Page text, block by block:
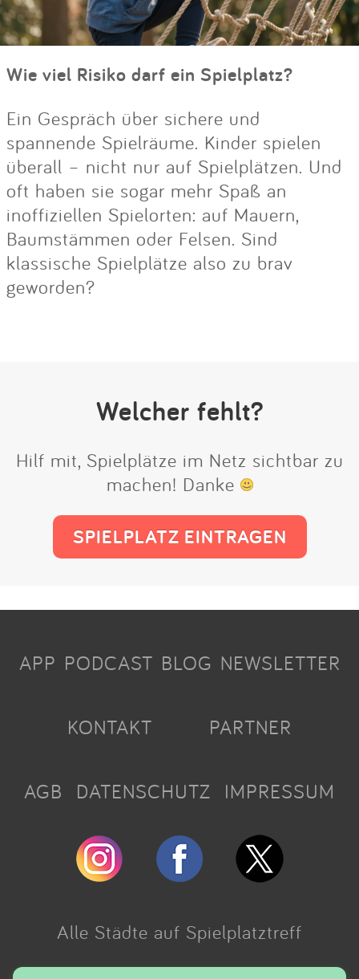
Wie viel Risiko darf ein Spielplatz?
Ein Gespräch über sichere und
spannende Spielräume. Kinder spielen
überall – nicht nur auf Spielplätzen. Und
oft haben sie sogar mehr Spaß an
inoffiziellen Spielorten: auf Mauern,
Baumstämmen oder Felsen. Sind
klassische Spielplätze also zu brav
geworden?
Welcher fehlt?
Hilf mit, Spielplätze im Netz sichtbar zu
machen! Danke
SPIELPLATZ EINTRAGEN
APP PODCAST BLOG NEWSLETTER
KONTAKT PARTNER
AGB DATENSCHUTZ IMPRESSUM
Alle Städte auf Spielplatztreff